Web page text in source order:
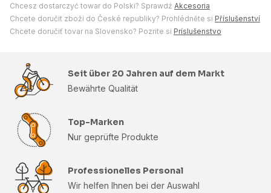
Chcesz dostarczyć towar do Polski? Sprawdź Akcesoria
Chcete doručit zboží do České republiky? Prohlédněte si Příslušenství
Chcete doručiť tovar na Slovensko? Pozrite si Príslušenstvo
Seit über 20 Jahren auf dem Markt
Bewährte Qualität
Top-Marken
Nur geprüfte Produkte
Professionelles Personal
Wir helfen Ihnen bei der Auswahl